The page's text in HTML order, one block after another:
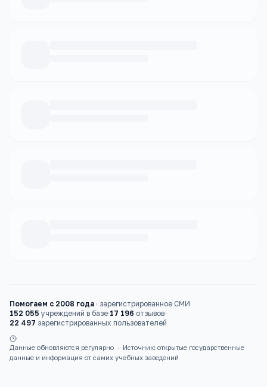
Помогаем с 2008 года · зарегистрированное СМИ·
152 055 учреждений в базе·17 196 отзывов·
22 497 зарегистрированных пользователей
Данные обновляются регулярно ·
Источник: открытые государственные
данные и информация от самих учебных заведений